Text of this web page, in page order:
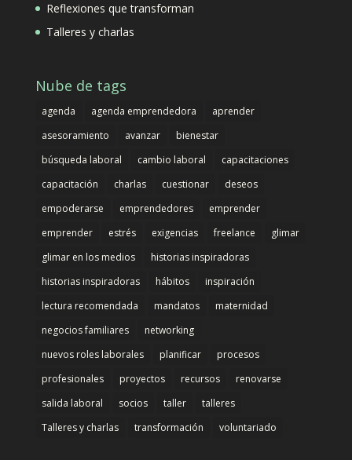
Reflexiones que transforman
Talleres y charlas
Nube de tags
agenda agenda emprendedora
aprender
asesoramiento
avanzar
bienestar
búsqueda laboral
cambio laboral
capacitaciones
capacitación
charlas cuestionar
deseos
empoderarse
emprendedores
emprender
emprender
estrés exigencias freelance
glimar
glimar en los medios
historias inspiradoras
historias inspiradoras
hábitos
inspiración
lectura recomendada
mandatos
maternidad
negocios familiares
networking
nuevos roles laborales
planificar
procesos
profesionales
proyectos recursos
renovarse
salida laboral
socios taller
talleres
Talleres y charlas
transformación voluntariado